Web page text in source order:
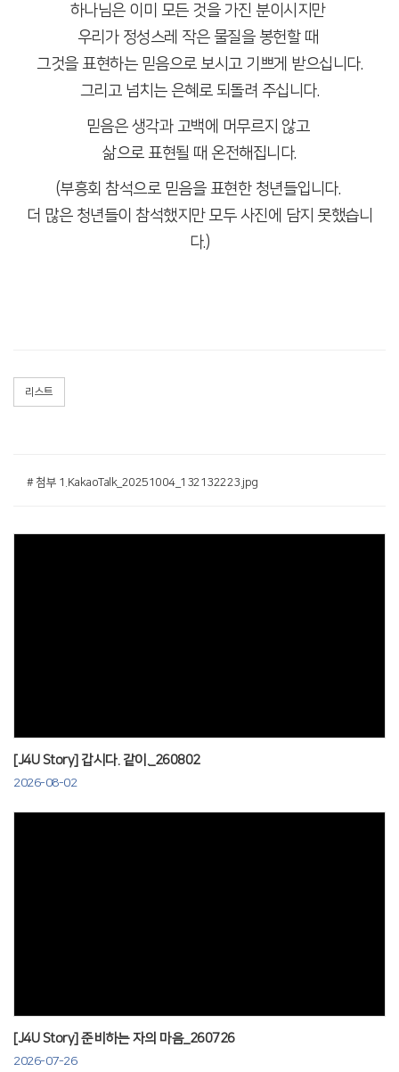
하나님은 이미 모든 것을 가진 분이시지만
우리가 정성스레 작은 물질을 봉헌할 때
그것을 표현하는 믿음으로 보시고 기쁘게 받으십니다.
그리고 넘치는 은혜로 되돌려 주십니다.
믿음은 생각과 고백에 머무르지 않고
삶으로 표현될 때 온전해집니다.
(부흥회 참석으로 믿음을 표현한 청년들입니다.
더 많은 청년들이 참석했지만 모두 사진에 담지 못했습니
다.)
리스트
# 첨부 1.KakaoTalk_20251004_132132223.jpg
[J4U Story] 갑시다. 같이._260802
2026-08-02
[J4U Story] 준비하는 자의 마음_260726
2026-07-26